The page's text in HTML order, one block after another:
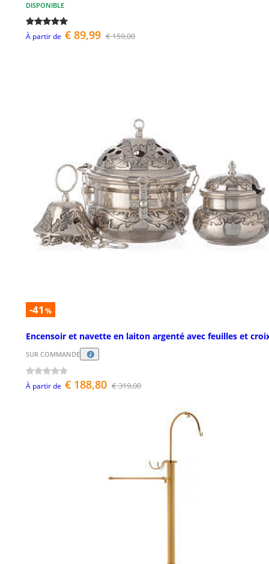
DISPONIBLE
À partir de € 89,99 € 159,00
-41 %
Encensoir et navette en laiton argenté avec feuilles et
SUR COMMANDE
À partir de € 188,80 € 319,00